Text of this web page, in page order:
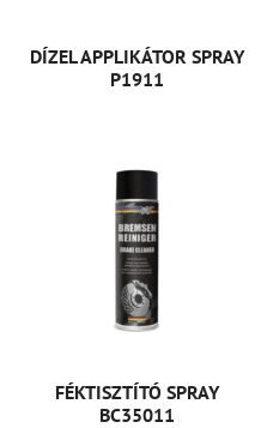
DÍZEL APPLIKÁTOR SPRAY
P1911
FÉKTISZTÍTÓ SPRAY
BC35011